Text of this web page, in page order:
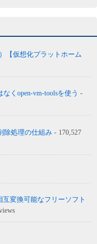
【仮想化プラットホーム
くopen-vm-toolsを使う -
除処理の仕組み - 170,527
変換可能なフリーソフト